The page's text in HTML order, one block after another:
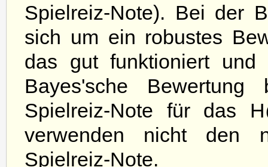
Spielreiz-Note). Bei der
sich um ein robustes
das gut funktioniert
Bayes'sche
Spielreiz-Note für das
verwenden nicht den
Spielreiz-Note.